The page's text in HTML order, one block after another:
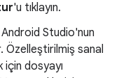
'u tıklayın.
Android Studio'nun
Özelleştirilmiş sanal
için dosyayı